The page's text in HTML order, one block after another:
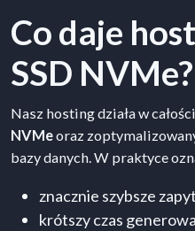
Co daje
SSD NVMe?
Nasz hosting działa w
NVMeoraz
bazy danych. W praktyce
znacznie szybsze
krótszy czas